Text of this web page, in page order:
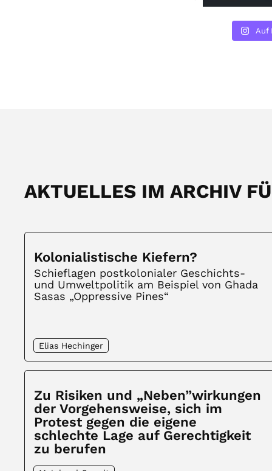
Auf
AKTUELLES IM ARCHIV
Kolonialistische Kiefern?
Schieflagen postkolonialer Geschichts-
und Umweltpolitik am Beispiel von Ghada
Sasas „Oppressive Pines“
Elias Hechinger
Zu Risiken und „Neben”wirkungen
der Vorgehensweise, sich im
Protest gegen die eigene
schlechte Lage auf Gerechtigkeit
zu berufen